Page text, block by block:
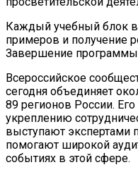
Каждый учебный блок
примеров и получение
Завершение программы
Всероссийское
сегодня объединяет
89 регионов России.
укреплению
выступают экспертами
помогают широкой
событиях в этой сфере.